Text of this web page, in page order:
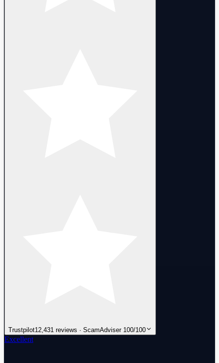
Trustpilot12,431 reviews · ScamAdviser 100/100
Excellent